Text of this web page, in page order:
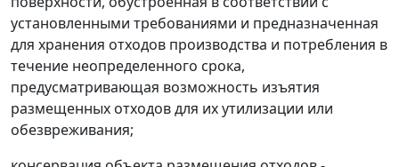
установленными требованиями и предназначенная
для хранения отходов производства и потребления в
течение неопределенного срока,
предусматривающая возможность изъятия
размещенных отходов для их утилизации или
обезвреживания;